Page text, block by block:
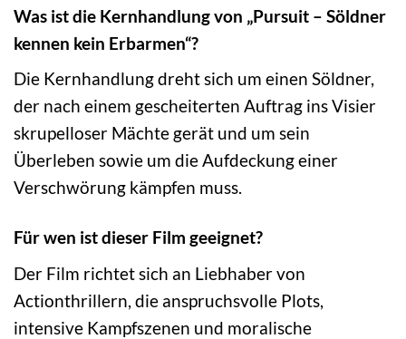
Was ist die Kernhandlung von „Pursuit – Söldner
kennen kein Erbarmen“?
Die Kernhandlung dreht sich um einen Söldner,
der nach einem gescheiterten Auftrag ins Visier
skrupelloser Mächte gerät und um sein
Überleben sowie um die Aufdeckung einer
Verschwörung kämpfen muss.
Für wen ist dieser Film geeignet?
Der Film richtet sich an Liebhaber von
Actionthrillern, die anspruchsvolle Plots,
intensive Kampfszenen und moralische